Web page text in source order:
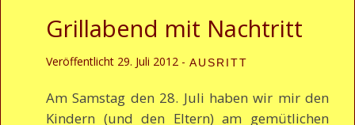
Grillabend mit Nachtritt
Veröffentlicht 29. Juli 2012- AUSRITT
Am Samstag den 28. Juli haben wir mir den
Kindern (und den Eltern) am gemütlichen